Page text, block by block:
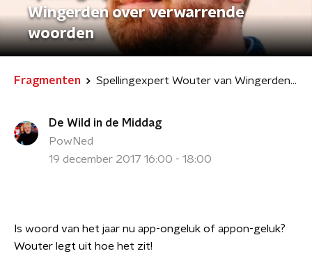
Wingerden over verwarrende
woorden
Fragmenten Spellingexpert Wouter van Wingerden over verwarrende woorden
De Wild in de Middag
PowNed
19 december 2017 16:00 - 18:00
Is woord van het jaar nu app-ongeluk of appon-geluk?
Wouter legt uit hoe het zit!